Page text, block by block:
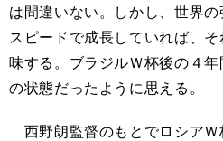
は間違いない。しかし、世界
スピードで成長していれば、
味する。ブラジルＷ杯後の４
の状態だったように思える。
西野朗監督のもとでロシアＷ